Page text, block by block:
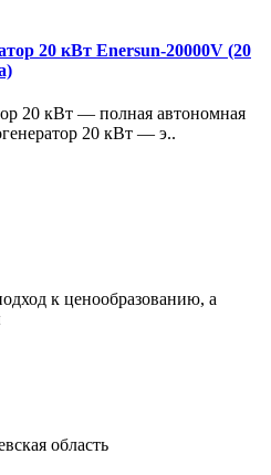
20 кВт Enersun-20000V (20
20 кВт — полная автономная
20 кВт — э..
к ценообразованию, а
область